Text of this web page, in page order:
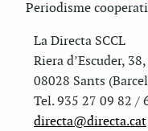
Periodisme
La Directa SCCL
Riera d’Escuder,
08028 Sants
Tel. 935 27 09 82 /
directa@directa.cat